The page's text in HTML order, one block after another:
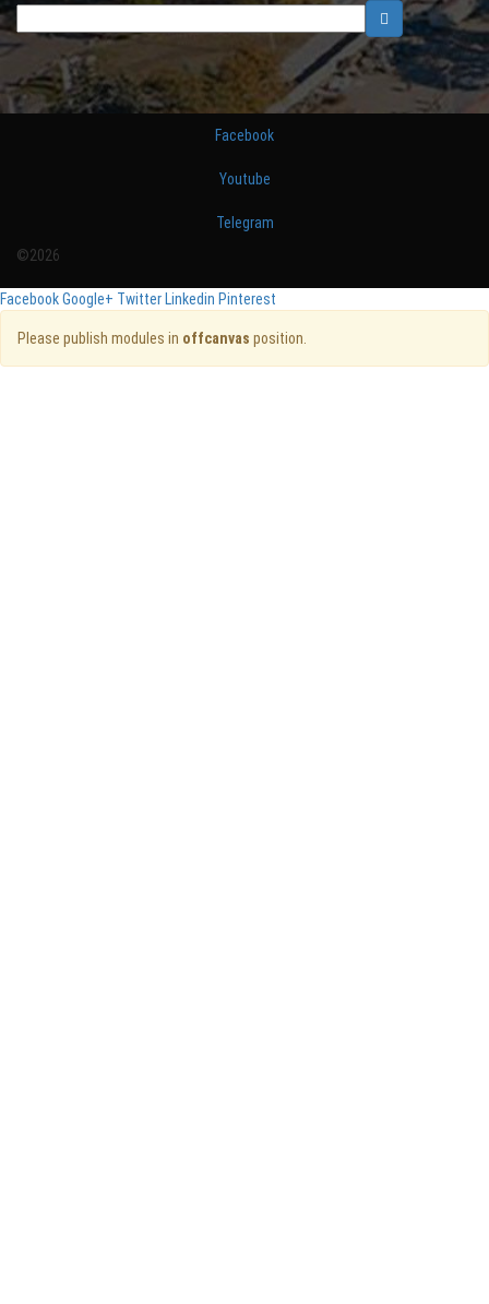
Facebook
Youtube
Telegram
©2026
FacebookGoogle+ Twitter Linkedin Pinterest
Please publish modules in offcanvas position.